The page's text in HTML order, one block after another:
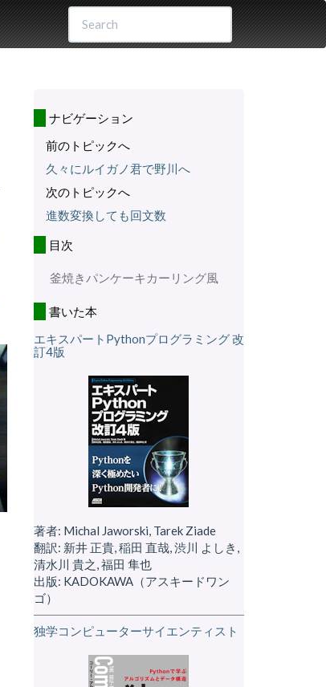
ナビゲーション
前のトピックへ
久々にルイガノ君で野川へ
次のトピックへ
進数変換しても回文数
目次
釜焼きパンケーキカーリング風
書いた本
エキスパートPythonプログラミング 改
訂4版
著者: Michal Jaworski, Tarek Ziade
翻訳: 新井 正貴, 稲田 直哉, 渋川 よしき,
清水川 貴之, 福田 隼也
出版: KADOKAWA（アスキードワン
ゴ）
独学コンピューターサイエンティスト